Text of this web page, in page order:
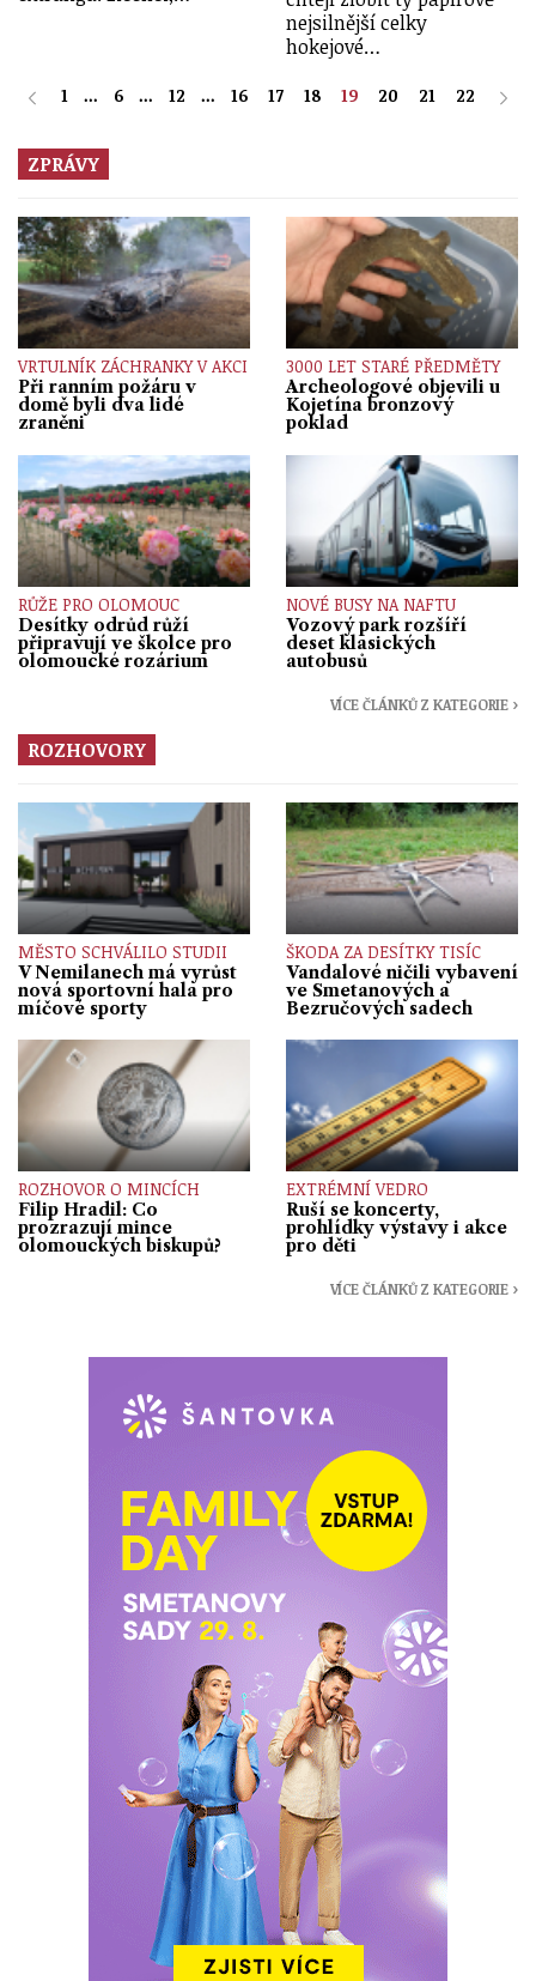
nejsilnější celky
hokejové…
1 ... 6 ... 12 ... 16 17 18 19 20 21 22
ZPRÁVY
VRTULNÍK ZÁCHRANKY V AKCI
Při ranním požáru v
domě byli dva lidé
zraněni
3000 LET STARÉ PŘEDMĚTY
Archeologové objevili u
Kojetína bronzový
poklad
RŮŽE PRO OLOMOUC
Desítky odrůd růží
připravují ve školce pro
olomoucké rozárium
NOVÉ BUSY NA NAFTU
Vozový park rozšíří
deset klasických
autobusů
VÍCE ČLÁNKŮ Z KATEGORIE ›
ROZHOVORY
MĚSTO SCHVÁLILO STUDII
V Nemilanech má vyrůst
nová sportovní hala pro
míčové sporty
ŠKODA ZA DESÍTKY TISÍC
Vandalové ničili vybavení
ve Smetanových a
Bezručových sadech
ROZHOVOR O MINCÍCH
Filip Hradil: Co
prozrazují mince
olomouckých biskupů?
EXTRÉMNÍ VEDRO
Ruší se koncerty,
prohlídky výstavy i akce
pro děti
VÍCE ČLÁNKŮ Z KATEGORIE ›